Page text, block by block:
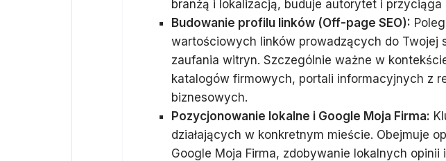
branżą i lokalizacją, buduje autorytet i przyciąga
Budowanie profilu linków (Off-page SEO):
wartościowych linków prowadzących do Twojej
zaufania witryn. Szczególnie ważne w
katalogów firmowych, portali informacyjnych z
biznesowych.
Pozycjonowanie lokalne i Google Moja Firma:
działających w konkretnym mieście. Obejmuje
Google Moja Firma, zdobywanie lokalnych opinii